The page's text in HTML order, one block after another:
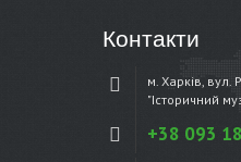
Контакти
м. Харків, вул.
"Історичний
+38 093